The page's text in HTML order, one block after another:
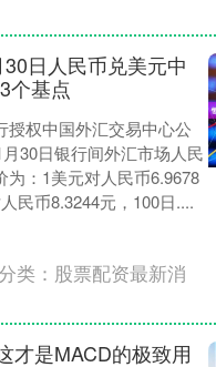
日人民币兑美元中
个基点
授权中国外汇交易中心公
30日银行间外汇市场人民
为：1美元对人民币6.9678
民币8.3244元，100日....
类： 股票配资最新消
才是MACD的极致用